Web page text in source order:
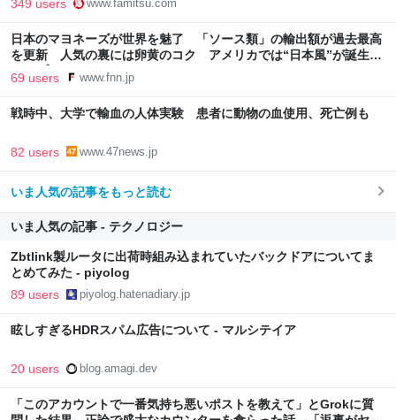
最新情報のファミ通.com
349 users www.famitsu.com
日本のマヨネーズが世界を魅了 「ソース類」の輸出額が過去最高
を更新 人気の裏には卵黄のコク アメリカでは“日本風”が誕生｜
FNNプライムオンライン
69 users www.fnn.jp
戦時中、大学で輸血の人体実験 患者に動物の血使用、死亡例も
82 users www.47news.jp
いま人気の記事をもっと読む
いま人気の記事 - テクノロジー
Zbtlink製ルータに出荷時組み込まれていたバックドアについてま
とめてみた - piyolog
89 users piyolog.hatenadiary.jp
眩しすぎるHDRスパム広告について - マルシテイア
20 users blog.amagi.dev
「このアカウントで一番気持ち悪いポストを教えて」とGrokに質